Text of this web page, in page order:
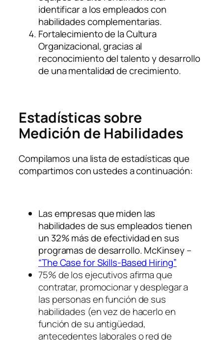
identificar a los empleados con
habilidades complementarias.
Fortalecimiento de la Cultura
Organizacional, gracias al
reconocimiento del talento y desarrollo
de una mentalidad de crecimiento.
Estadísticas sobre
Medición de Habilidades
Compilamos una lista de estadísticas que
compartimos con ustedes a continuación:
Las empresas que miden las
habilidades de sus empleados tienen
un 32% más de efectividad en sus
programas de desarrollo. McKinsey –
“The Case for Skills-Based Hiring”
75% de los ejecutivos afirma que
contratar, promocionar y desplegar a
las personas en función de sus
habilidades (en vez de hacerlo en
función de su antigüedad,
antecedentes laborales o red de